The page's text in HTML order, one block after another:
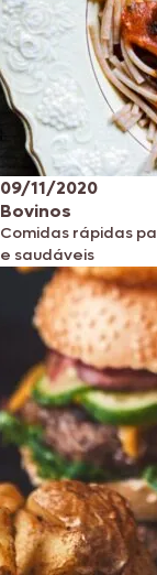
09/11/2020
Bovinos
Comidas rápidas
e saudáveis